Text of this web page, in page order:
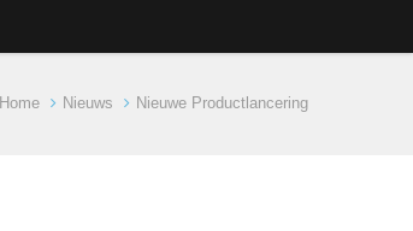
Home Nieuws Nieuwe Productlancering